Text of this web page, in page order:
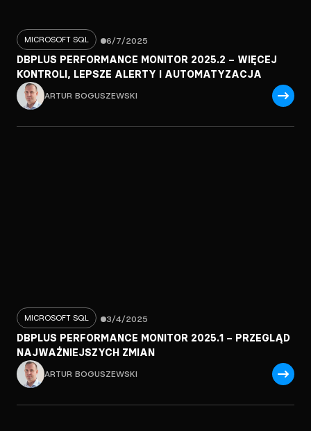
MICROSOFT SQL 6/7/2025
DBPLUS PERFORMANCE MONITOR 2025.2 – WIĘCEJ
KONTROLI, LEPSZE ALERTY I AUTOMATYZACJA
ARTUR BOGUSZEWSKI
MICROSOFT SQL 3/4/2025
DBPLUS PERFORMANCE MONITOR 2025.1 – PRZEGLĄD
NAJWAŻNIEJSZYCH ZMIAN
ARTUR BOGUSZEWSKI